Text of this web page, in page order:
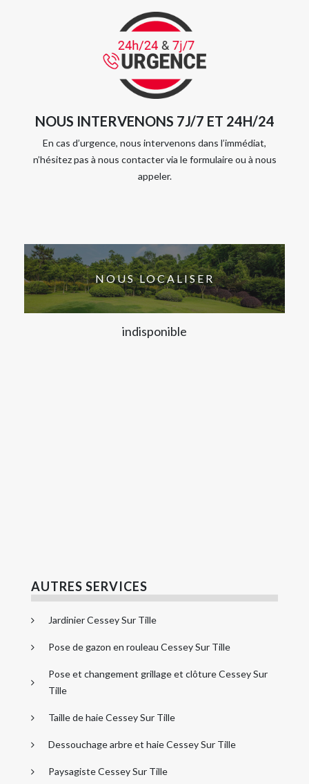
NOUS INTERVENONS 7J/7 ET 24H/24
En cas d’urgence, nous intervenons dans l’immédiat,
n’hésitez pas à nous contacter via le formulaire ou à nous
appeler.
NOUS LOCALISER
indisponible
AUTRES SERVICES
Jardinier Cessey Sur Tille
Pose de gazon en rouleau Cessey Sur Tille
Pose et changement grillage et clôture Cessey Sur
Tille
Taille de haie Cessey Sur Tille
Dessouchage arbre et haie Cessey Sur Tille
Paysagiste Cessey Sur Tille